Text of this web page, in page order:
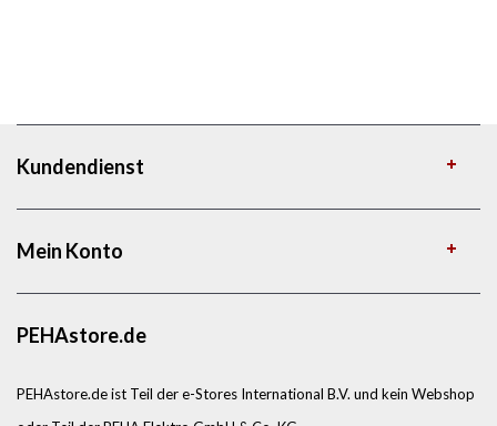
Kundendienst
Mein Konto
PEHAstore.de
PEHAstore.de ist Teil der e-Stores International B.V. und kein Webshop